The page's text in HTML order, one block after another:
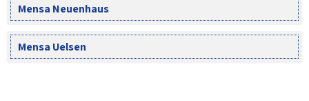
Mensa Neuenhaus
Mensa Uelsen